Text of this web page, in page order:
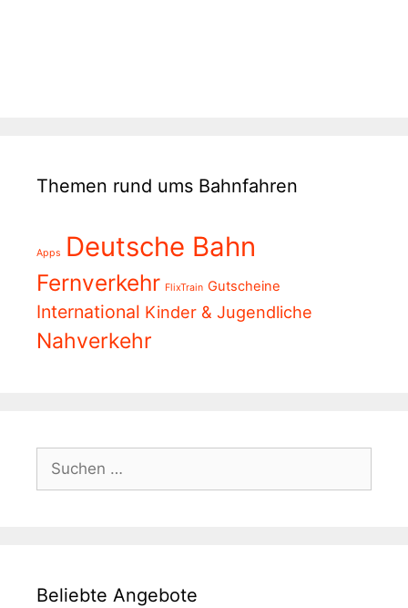
Themen rund ums Bahnfahren
Apps Deutsche Bahn
Fernverkehr FlixTrain Gutscheine
International Kinder & Jugendliche
Nahverkehr
Suchen
nach:
Beliebte Angebote